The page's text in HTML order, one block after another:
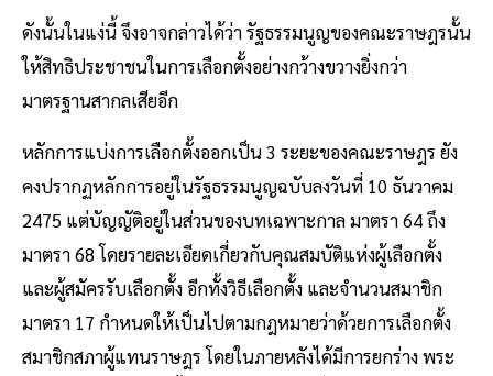
ดังนั้นในแง่นี้ จึงอาจกล่าวได้ว่า รัฐธรรมนูญของคณะราษฎรนั้น
ให้สิทธิประชาชนในการเลือกตั้งอย่างกว้างขวางยิ่งกว่า
มาตรฐานสากลเสียอีก
หลักการแบ่งการเลือกตั้งออกเป็น 3 ระยะของคณะราษฎร ยัง
คงปรากฏหลักการอยู่ในรัฐธรรมนูญฉบับลงวันที่ 10 ธันวาคม
2475 แต่บัญญัติอยู่ในส่วนของบทเฉพาะกาล มาตรา 64 ถึง
มาตรา 68 โดยรายละเอียดเกี่ยวกับคุณสมบัติแห่งผู้เลือกตั้ง
และผู้สมัครรับเลือกตั้ง อีกทั้งวิธีเลือกตั้ง และจำนวนสมาชิก
มาตรา 17 กำหนดให้เป็นไปตามกฎหมายว่าด้วยการเลือกตั้ง
สมาชิกสภาผู้แทนราษฎร โดยในภายหลังได้มีการยกร่าง พระ